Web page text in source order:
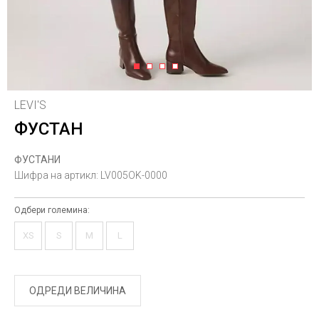
1 2 3 4
LEVI'S
ФУСТАН
ФУСТАНИ
Шифра на артикл:
LV005OK-0000
Одбери големина:
XS S M L
ОДРЕДИ ВЕЛИЧИНА